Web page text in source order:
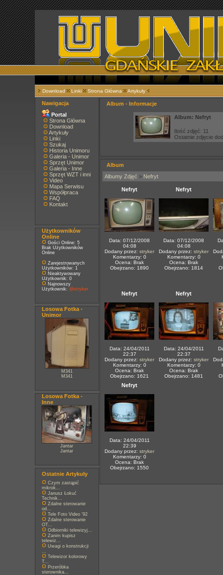
Download Linki Strona Główna Artykuły
Nawigacja
Portal
Strona Główna
Download
Artykuły
Linki
Szukaj
Historia Unimoru
Galeria - Unimor
Sprzęt Unimor
Galeria - Inne
Sprzęt WZT i inni
Video
Mapa Serwisu
Współpraca
FAQ
Kontakt
Użytkowników
Online
Gości Online: 5
Brak Użytkowników
Online
Zarejestrowanych
Użytkowników: 1
Nieaktywowany
Użytkownik: 0
Najnowszy
Użytkownik: @stryker
Losowa Fotka -
Unimor
M341
M341
Losowa Fotka -
Inne
Jantar
Jantar
Ostatnie Artykuły
Czym zastąpić
mikrok...
Janusz Łokuć
Technik...
Zdalne sterowanie
od...
Tele Foto Video '92
Zdalne sterowanie
OT...
Odbiorniki telewizyj...
Zanim kupisz
telewiz...
Uwagi o konstrukcji
...
Telewizor kolorowy
T...
Przeróbka
sterownika...
Album - Informacje
Album: Nefryt
Ilość zdjęć: 11
Ostatnie zdjęcie
Album
Albumy Zdjęć > Nefryt
Nefryt
Data: 07/12/2008
04:08
Dodany przez: stryker
Komentarzy: 0
Ocena: Brak
Obejrzano: 1890
Nefryt
Data: 07/12/2008
04:08
Dodany przez: stryker
Komentarzy: 0
Ocena: Brak
Obejrzano: 1814
Nefryt
Data: 24/04/2011
22:37
Dodany przez: stryker
Komentarzy: 0
Ocena: Brak
Obejrzano: 1621
Nefryt
Data: 24/04/2011
22:37
Dodany przez: stryker
Komentarzy: 0
Ocena: Brak
Obejrzano: 1481
Nefryt
Data: 24/04/2011
22:39
Dodany przez: stryker
Komentarzy: 0
Ocena: Brak
Obejrzano: 1550